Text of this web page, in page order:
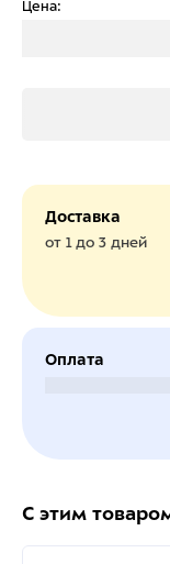
Цена:
Доставка
от 1 до 3 дней
Оплата
С этим